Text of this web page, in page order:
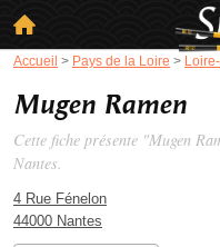
Accueil > Pays de la Loire >
Mugen Ramen
Cette fiche présente "Mugen
Nantes.
4 Rue Fénelon
44000 Nantes